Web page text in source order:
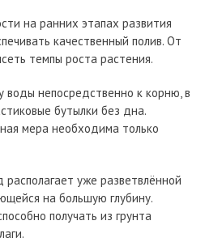
на ранних этапах развития
качественный полив. От
темпы роста растения.
воды непосредственно к корню, в
бутылки без дна.
мера необходима только
уже разветвлённой
на большую глубину.
получать из грунта